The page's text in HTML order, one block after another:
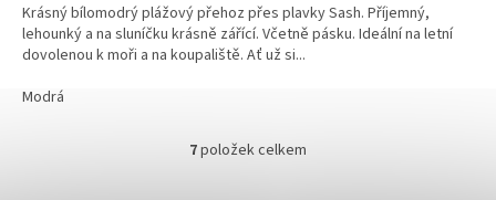
Krásný bílomodrý plážový přehoz přes plavky Sash. Příjemný,
lehounký a na sluníčku krásně zářící. Včetně pásku. Ideální na letní
dovolenou k moři a na koupaliště. Ať už si...
Modrá
O
7položek celkem